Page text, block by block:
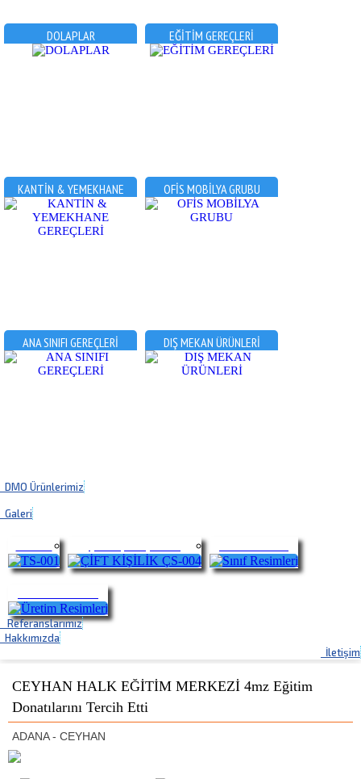
DOLAPLAR EĞİTİM GEREÇLERİ
KANTİN & YEMEKHANE
GEREÇLERİ
OFİS MOBİLYA GRUBU
ANA SINIFI GEREÇLERİ DIŞ MEKAN ÜRÜNLERİ
DMO Ürünlerimiz
Galeri
Referanslarımız
Hakkımızda
İletişim
CEYHAN HALK EĞİTİM MERKEZİ 4mz Eğitim
Donatılarını Tercih Etti
ADANA - CEYHAN